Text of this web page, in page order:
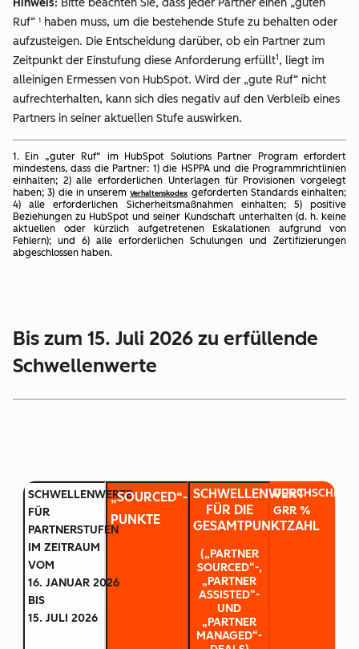
Hinweis: Bitte beachten Sie, dass jeder Partner einen „guten
Ruf“ 1 haben muss, um die bestehende Stufe zu behalten oder
aufzusteigen. Die Entscheidung darüber, ob ein Partner zum
Zeitpunkt der Einstufung diese Anforderung erfüllt1, liegt im
alleinigen Ermessen von HubSpot. Wird der „gute Ruf“ nicht
aufrechterhalten, kann sich dies negativ auf den Verbleib eines
Partners in seiner aktuellen Stufe auswirken.
1. Ein „guter Ruf“ im HubSpot Solutions Partner Program erfordert
mindestens, dass die Partner: 1) die HSPPA und die Programmrichtlinien
einhalten; 2) alle erforderlichen Unterlagen für Provisionen vorgelegt
haben; 3) die in unseremVerhaltenskodex geforderten Standards einhalten;
4) alle erforderlichen Sicherheitsmaßnahmen einhalten; 5) positive
Beziehungen zu HubSpot und seiner Kundschaft unterhalten (d. h. keine
aktuellen oder kürzlich aufgetretenen Eskalationen aufgrund von
Fehlern); und 6) alle erforderlichen Schulungen und Zertifizierungen
abgeschlossen haben.
Bis zum 15. Juli 2026 zu erfüllende
Schwellenwerte
SCHWELLENWERTE
FÜR
PARTNERSTUFEN
IM ZEITRAUM
VOM
16. JANUAR 2026
BIS
15. JULI 2026
„SOURCED“-
PUNKTE
SCHWELLENWERT
FÜR DIE
GESAMTPUNKTZAHL
(„PARTNER
SOURCED“-,
„PARTNER
ASSISTED“-
UND
„PARTNER
MANAGED“-
GRR %